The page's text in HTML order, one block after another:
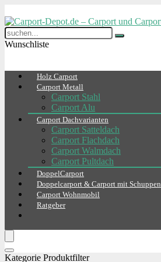
Wunschliste
Holz Carport
Carport Metall
Carport Stahl
Carport Alu
Carport Dachvarianten
Carport Satteldach
Carport Flachdach
Carport Walmdach
Carport Pultdach
DoppelCarport
Doppelcarport & Carport mit Schuppen
Carport Wohnmobil
Ratgeber
Kategorie Produktfilter